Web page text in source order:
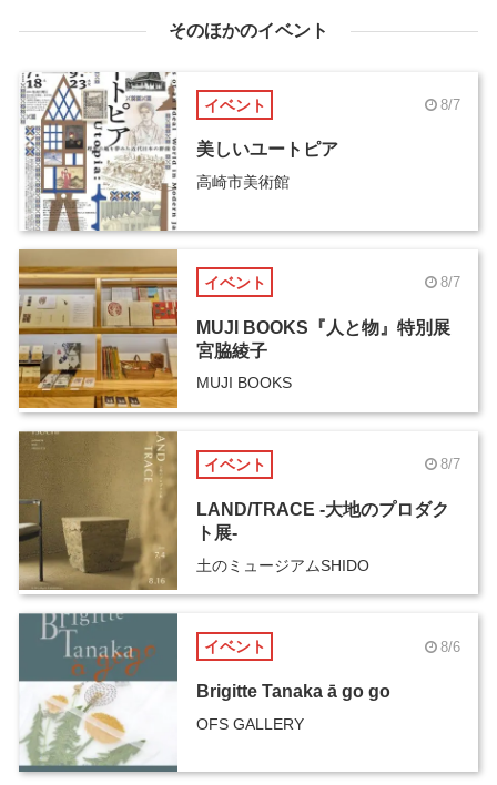
そのほかのイベント
イベント 8/7
美しいユートピア
高崎市美術館
イベント 8/7
MUJI BOOKS『人と物』特別展
宮脇綾子
MUJI BOOKS
イベント 8/7
LAND/TRACE -大地のプロダク
ト展-
土のミュージアムSHIDO
イベント 8/6
Brigitte Tanaka ā go go
OFS GALLERY